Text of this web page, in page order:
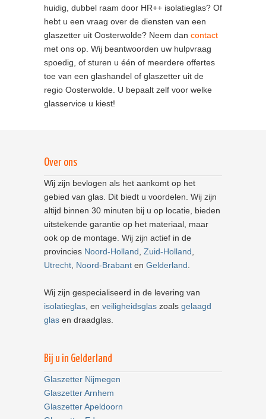
huidig, dubbel raam door HR++ isolatieglas? Of
hebt u een vraag over de diensten van een
glaszetter uit Oosterwolde? Neem dan contact
met ons op. Wij beantwoorden uw hulpvraag
spoedig, of sturen u één of meerdere offertes
toe van een glashandel of glaszetter uit de
regio Oosterwolde. U bepaalt zelf voor welke
glasservice u kiest!
Over ons
Wij zijn bevlogen als het aankomt op het
gebied van glas. Dit biedt u voordelen. Wij zijn
altijd binnen 30 minuten bij u op locatie, bieden
uitstekende garantie op het materiaal, maar
ook op de montage. Wij zijn actief in de
provincies Noord-Holland Zuid-Holland
Utrecht Noord-Brabant en Gelderland
Wij zijn gespecialiseerd in de levering van
isolatieglas , en veiligheidsglas zoals gelaagd
glas en draadglas.
Bij u in Gelderland
Glaszetter Nijmegen
Glaszetter Arnhem
Glaszetter Apeldoorn